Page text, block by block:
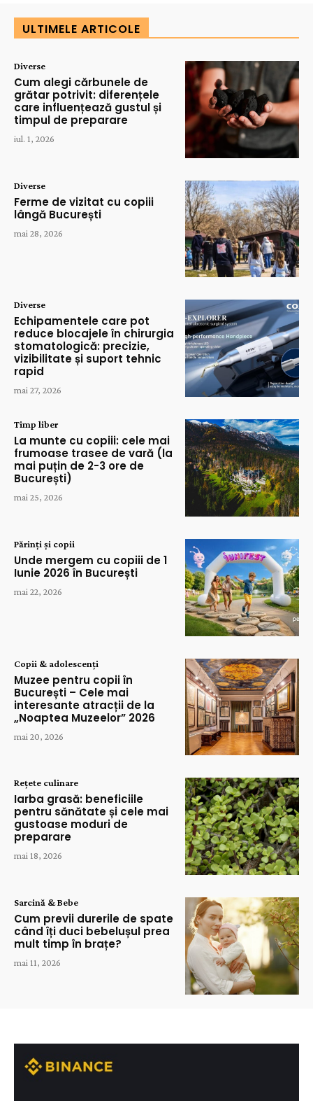
ULTIMELE ARTICOLE
Diverse
Cum alegi cărbunele de
grătar potrivit: diferențele
care influențează gustul și
timpul de preparare
iul. 1, 2026
Diverse
Ferme de vizitat cu copiii
lângă București
mai 28, 2026
Diverse
Echipamentele care pot
reduce blocajele în chirurgia
stomatologică: precizie,
vizibilitate și suport tehnic
rapid
mai 27, 2026
Timp liber
La munte cu copiii: cele mai
frumoase trasee de vară (la
mai puțin de 2-3 ore de
București)
mai 25, 2026
Părinți și copii
Unde mergem cu copiii de 1
Iunie 2026 în București
mai 22, 2026
Copii & adolescenți
Muzee pentru copii în
București – Cele mai
interesante atracții de la
„Noaptea Muzeelor” 2026
mai 20, 2026
Rețete culinare
Iarba grasă: beneficiile
pentru sănătate și cele mai
gustoase moduri de
preparare
mai 18, 2026
Sarcină & Bebe
Cum previi durerile de spate
când îți duci bebelușul prea
mult timp în brațe?
mai 11, 2026